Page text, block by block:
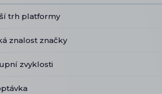
trh platformy
znalost značky
zvyklosti